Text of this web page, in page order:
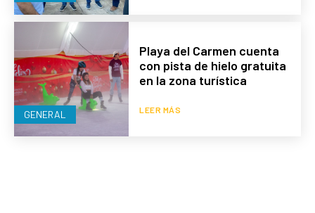
GENERAL
Playa del Carmen cuenta
con pista de hielo gratuita
en la zona turística
LEER MÁS